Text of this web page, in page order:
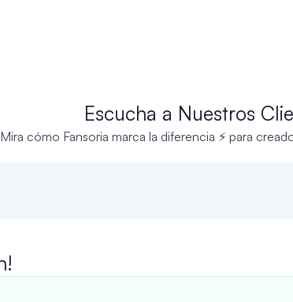
Escucha a Nuestros
Mira cómo Fansoria marca la diferencia ⚡ para